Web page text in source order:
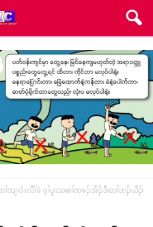
ျၢ၀ံၤလီၢ်ခံ ၀့ၢ်ပူၤသးစၢ်တဖၣ်အိၣ်ဒီးတၢ်ဘၣ်ယိၣ်